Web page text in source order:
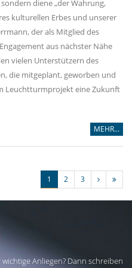
diene „der Wahrung,
kulturellen Erbes und unserer
der als Mitglied des
aus nächster Nähe
vielen Unterstützern des
die mitgeplant, geworben und
Leuchtturmprojekt eine Zukunft
MEHR...
1 2 3
Anliegen? Dann schreiben